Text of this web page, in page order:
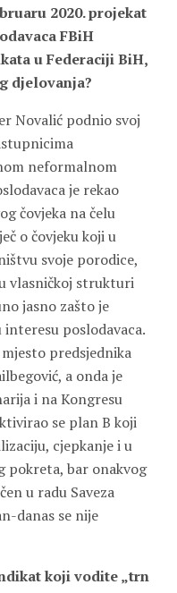
2020. projekat
FBiH
u Federaciji BiH,
djelovanja?
Novalić podnio svoj
neformalnom
je rekao
čovjeka na čelu
o čovjeku koji u
svoje porodice,
vlasničkoj strukturi
jasno zašto je
poslodavaca.
predsjednika
a onda je
i na Kongresu
se plan B koji
cjepkanje i u
pokreta, bar onakvog
u radu Saveza
danas se nije
koji vodite „trn